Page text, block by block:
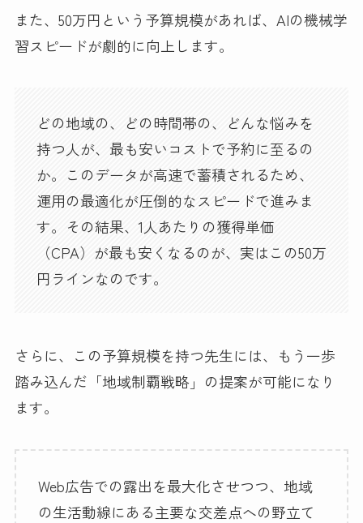
また、50万円という予算規模があれば、AIの機械学
習スピードが劇的に向上します。
どの地域の、どの時間帯の、どんな悩みを
持つ人が、最も安いコストで予約に至るの
か。このデータが高速で蓄積されるため、
運用の最適化が圧倒的なスピードで進みま
す。その結果、1人あたりの獲得単価
（CPA）が最も安くなるのが、実はこの50万
円ラインなのです。
さらに、この予算規模を持つ先生には、もう一歩
踏み込んだ「地域制覇戦略」の提案が可能になり
ます。
Web広告での露出を最大化させつつ、地域
の生活動線にある主要な交差点への野立て